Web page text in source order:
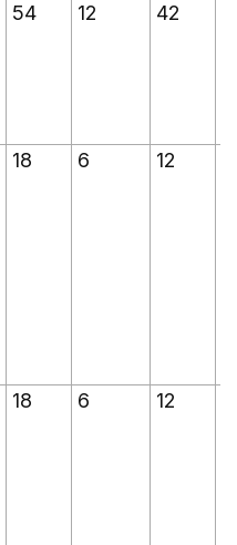
54 12 42
18 6 12
18 6 12